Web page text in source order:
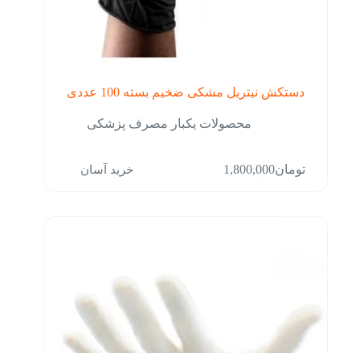
دستکش نیتریل مشکی ضخیم بسته 100 عددی
محصولات یکبار مصرف پزشکی
تومان1,800,000 خرید آسان